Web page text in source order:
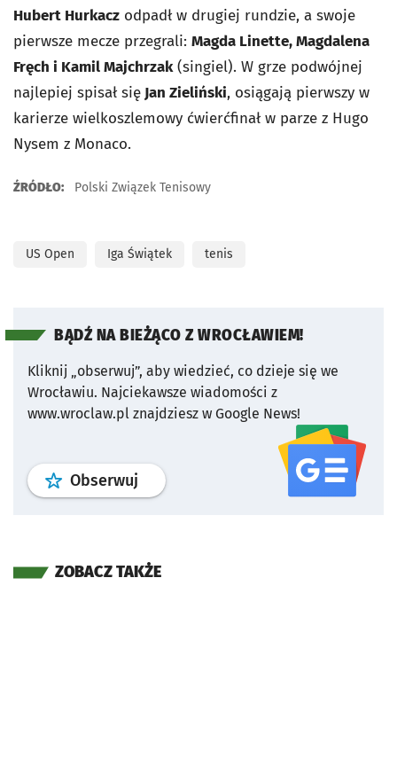
Hubert Hurkacz odpadł w drugiej rundzie, a swoje
pierwsze mecze przegrali: Magda Linette, Magdalena
Fręch i Kamil Majchrzak(singiel). W grze podwójnej
najlepiej spisał się Jan Zieliński, osiągają pierwszy w
karierze wielkoszlemowy ćwierćfinał w parze z Hugo
Nysem z Monaco.
ŹRÓDŁO: Polski Związek Tenisowy
US Open Iga Świątek tenis
BĄDŹ NA BIEŻĄCO Z WROCŁAWIEM!
Kliknij „obserwuj”, aby wiedzieć, co dzieje się we
Wrocławiu. Najciekawsze wiadomości z
www.wroclaw.pl znajdziesz w Google News!
Obserwuj profil serwisu
ZOBACZ TAKŻE